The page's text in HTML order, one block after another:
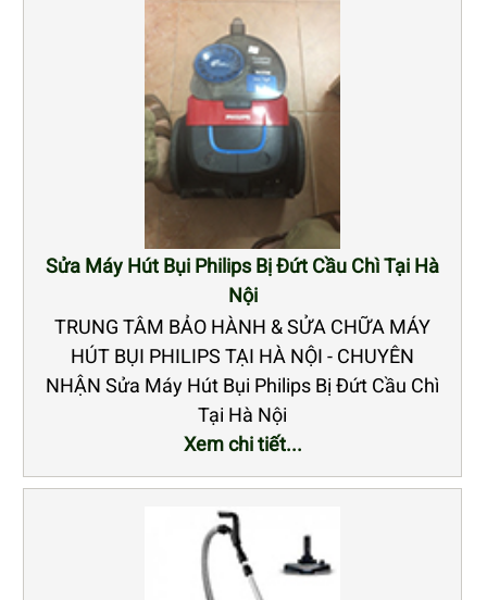
Sửa Máy Hút Bụi Philips Bị Đứt Cầu Chì Tại Hà
Nội
TRUNG TÂM BẢO HÀNH & SỬA CHỮA MÁY
HÚT BỤI PHILIPS TẠI HÀ NỘI - CHUYÊN
NHẬN Sửa Máy Hút Bụi Philips Bị Đứt Cầu Chì
Tại Hà Nội
Xem chi tiết...